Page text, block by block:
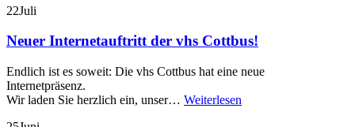
22Juli
Neuer Internetauftritt der vhs Cottbus!
Endlich ist es soweit: Die vhs Cottbus hat eine neue
Internetpräsenz.
Wir laden Sie herzlich ein, unser… Weiterlesen